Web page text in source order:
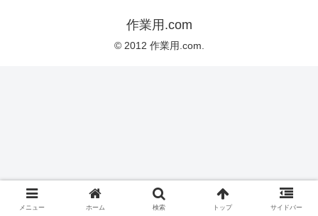
作業用.com
© 2012 作業用.com.
メニュー ホーム 検索 トップ サイドバー